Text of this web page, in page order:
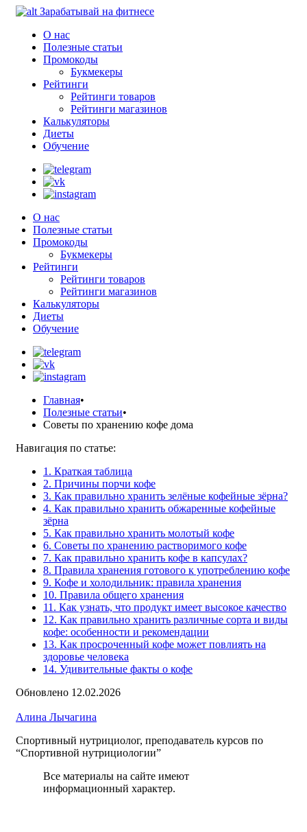
Зарабатывай на фитнесе
О нас
Полезные статьи
Промокоды
Букмекеры
Рейтинги
Рейтинги товаров
Рейтинги магазинов
Калькуляторы
Диеты
Обучение
О нас
Полезные статьи
Промокоды
Букмекеры
Рейтинги
Рейтинги товаров
Рейтинги магазинов
Калькуляторы
Диеты
Обучение
Главная•
Полезные статьи•
Советы по хранению кофе дома
Навигация по статье:
1. Краткая таблица
2. Причины порчи кофе
3. Как правильно хранить зелёные кофейные зёрна?
4. Как правильно хранить обжаренные кофейные
зёрна
5. Как правильно хранить молотый кофе
6. Советы по хранению растворимого кофе
7. Как правильно хранить кофе в капсулах?
8. Правила хранения готового к употреблению кофе
9. Кофе и холодильник: правила хранения
10. Правила общего хранения
11. Как узнать, что продукт имеет высокое качество
12. Как правильно хранить различные сорта и виды
кофе: особенности и рекомендации
13. Как просроченный кофе может повлиять на
здоровье человека
14. Удивительные факты о кофе
Обновлено 12.02.2026
Алина Лычагина
Спортивный нутрициолог, преподаватель курсов по
“Спортивной нутрициологии”
Все материалы на сайте имеют
информационный характер.